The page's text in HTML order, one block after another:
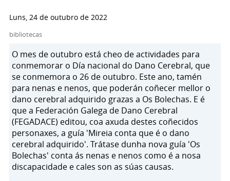
Luns, 24 de outubro de 2022
bibliotecas
O mes de outubro está cheo de actividades para
conmemorar o Día nacional do Dano Cerebral, que
se conmemora o 26 de outubro. Este ano, tamén
para nenas e nenos, que poderán coñecer mellor o
dano cerebral adquirido grazas a Os Bolechas. E é
que a Federación Galega de Dano Cerebral
(FEGADACE) editou, coa axuda destes coñecidos
personaxes, a guía 'Mireia conta que é o dano
cerebral adquirido'. Trátase dunha nova guía 'Os
Bolechas' conta ás nenas e nenos como é a nosa
discapacidade e cales son as súas causas.